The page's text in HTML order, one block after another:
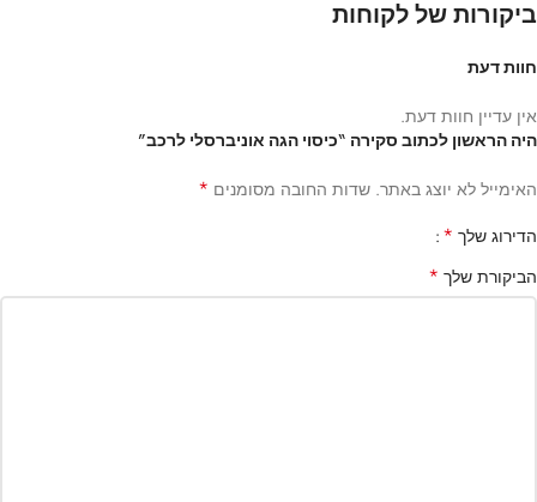
ביקורות של לקוחות
חוות דעת
אין עדיין חוות דעת.
היה הראשון לכתוב סקירה “כיסוי הגה אוניברסלי לרכב”
האימייל לא יוצג באתר. שדות החובה מסומנים *
הדירוג שלך *
הביקורת שלך *